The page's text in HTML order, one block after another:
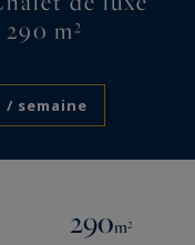
m²
/ semaine
290m²